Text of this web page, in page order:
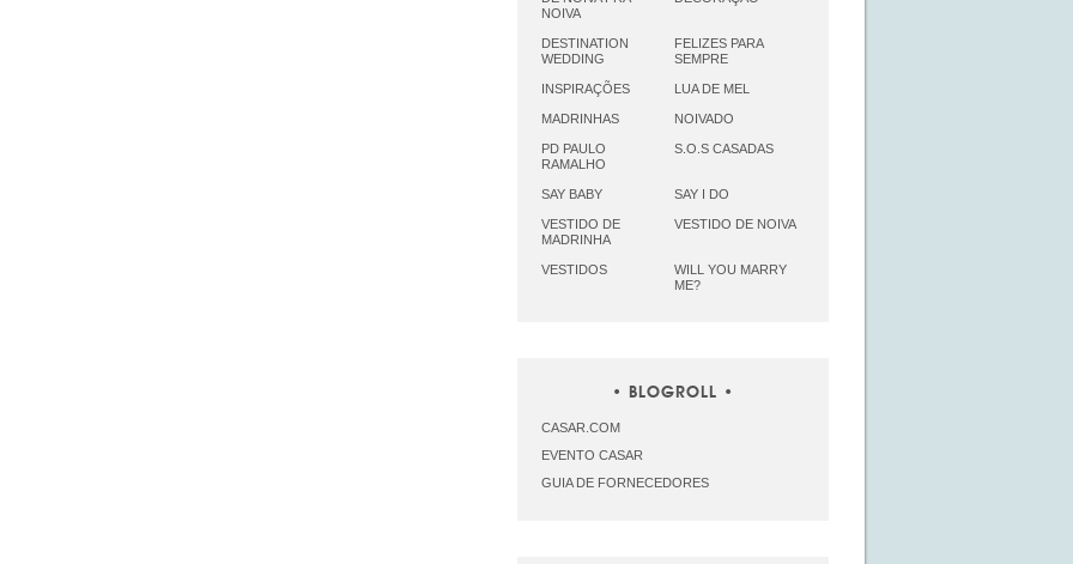
NOIVA
DESTINATION
WEDDING
FELIZES PARA
SEMPRE
INSPIRAÇÕES LUA DE MEL
MADRINHAS NOIVADO
PD PAULO
RAMALHO
S.O.S CASADAS
SAY BABY SAY I DO
VESTIDO DE
MADRINHA
VESTIDO DE NOIVA
VESTIDOS
WILL YOU MARRY
ME?
BLOGROLL
CASAR.COM
EVENTO CASAR
GUIA DE FORNECEDORES